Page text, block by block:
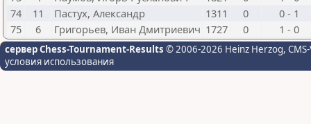
74
11 Пастух, Александр 1311 0
0 - 1
75
6 Григорьев, Иван Дмитриевич 1727 0 1 - 0
сервер Chess-Tournament-Results © 2006-2026 Heinz Herzog,
условия использования